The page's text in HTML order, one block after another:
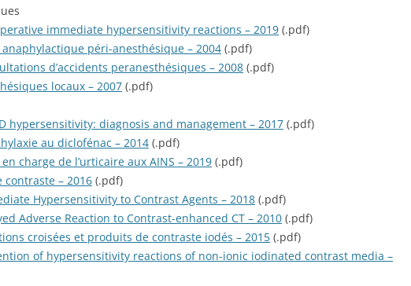
immediate hypersensitivity reactions – 2019 (.pdf)
anaphylactique péri-anesthésique – 2004 (.pdf)
d’accidents peranesthésiques – 2008 (.pdf)
locaux – 2007 (.pdf)
hypersensitivity: diagnosis and management – 2017 (.pdf)
au diclofénac – 2014 (.pdf)
charge de l’urticaire aux AINS – 2019 (.pdf)
contraste – 2016 (.pdf)
Hypersensitivity to Contrast Agents – 2018 (.pdf)
Adverse Reaction to Contrast-enhanced CT – 2010 (.pdf)
croisées et produits de contraste iodés – 2015 (.pdf)
of hypersensitivity reactions of non-ionic iodinated contrast media –